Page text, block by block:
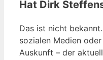
Hat Dirk
Das ist nicht
sozialen Medien
Auskunft – der